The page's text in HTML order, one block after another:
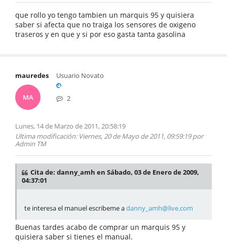
que rollo yo tengo tambien un marquis 95 y quisiera
saber si afecta que no traiga los sensores de oxigeno
traseros y en que y si por eso gasta tanta gasolina
mauredes
MA
Usuario Novato
2
Lunes, 14 de Marzo de 2011, 20:58:19
Ultima modificación: Viernes, 20 de Mayo de 2011, 09:59:19 por
Admin TM
Cita de: danny_amh en Sábado, 03 de Enero de 2009,
04:37:01
te interesa el manuel escribeme adanny_amh@live.com
Buenas tardes acabo de comprar un marquis 95 y
quisiera saber si tienes el manual.